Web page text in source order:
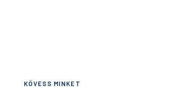
KÖVESS MINKET